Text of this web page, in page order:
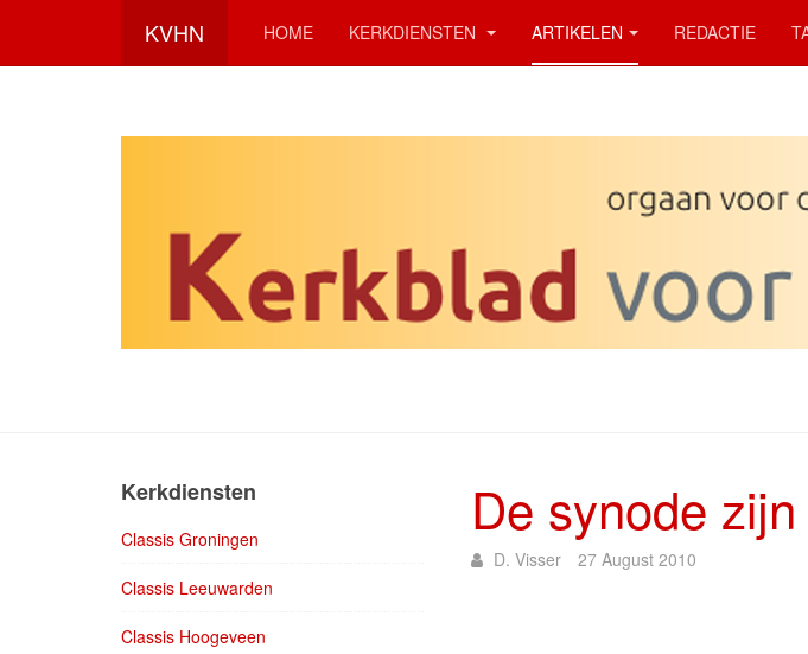
KVHN HOME KERKDIENSTEN ARTIKELEN REDACTIE
De synode
D. Visser 27 August 2010
Kerkdiensten
Classis Groningen
Classis Leeuwarden
Classis Hoogeveen